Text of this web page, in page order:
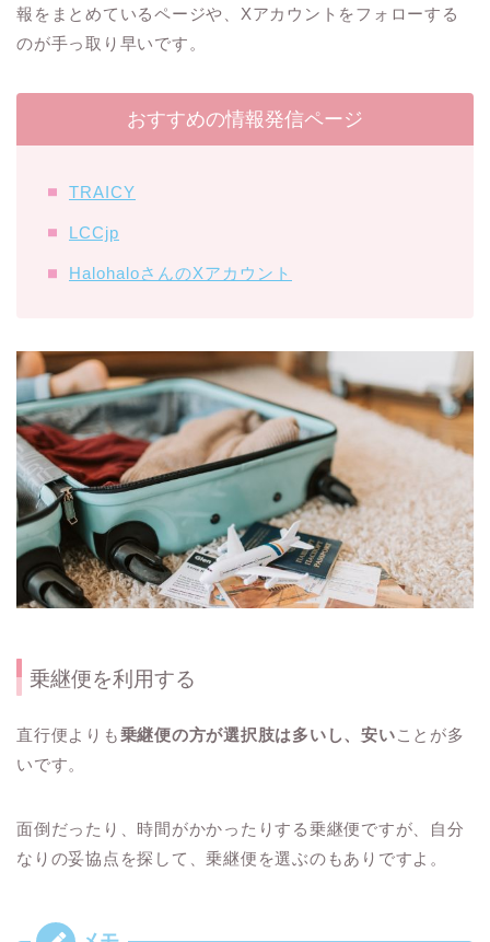
報をまとめているページや、Xアカウントをフォローする
のが手っ取り早いです。
おすすめの情報発信ページ
TRAICY
LCCjp
HalohaloさんのXアカウント
乗継便を利用する
直行便よりも乗継便の方が選択肢は多いし、安いことが多
いです。
面倒だったり、時間がかかったりする乗継便ですが、自分
なりの妥協点を探して、乗継便を選ぶのもありですよ。